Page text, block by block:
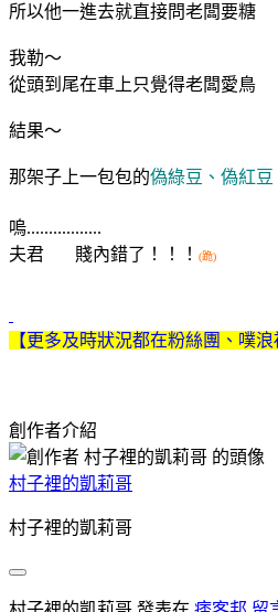
所以他一進去就直接問老闆要糖
我勒～
從頭到尾在車上只覺得老闆愛鳥
結果～
那架子上一包包的偽綠豆、偽紅
嗚.................
夫君 賤內錯了！！！
(跪)
【更多及時狀況都在粉絲團、噗浪
創作者介紹
村子裡的凱莉哥
村子裡的凱莉哥